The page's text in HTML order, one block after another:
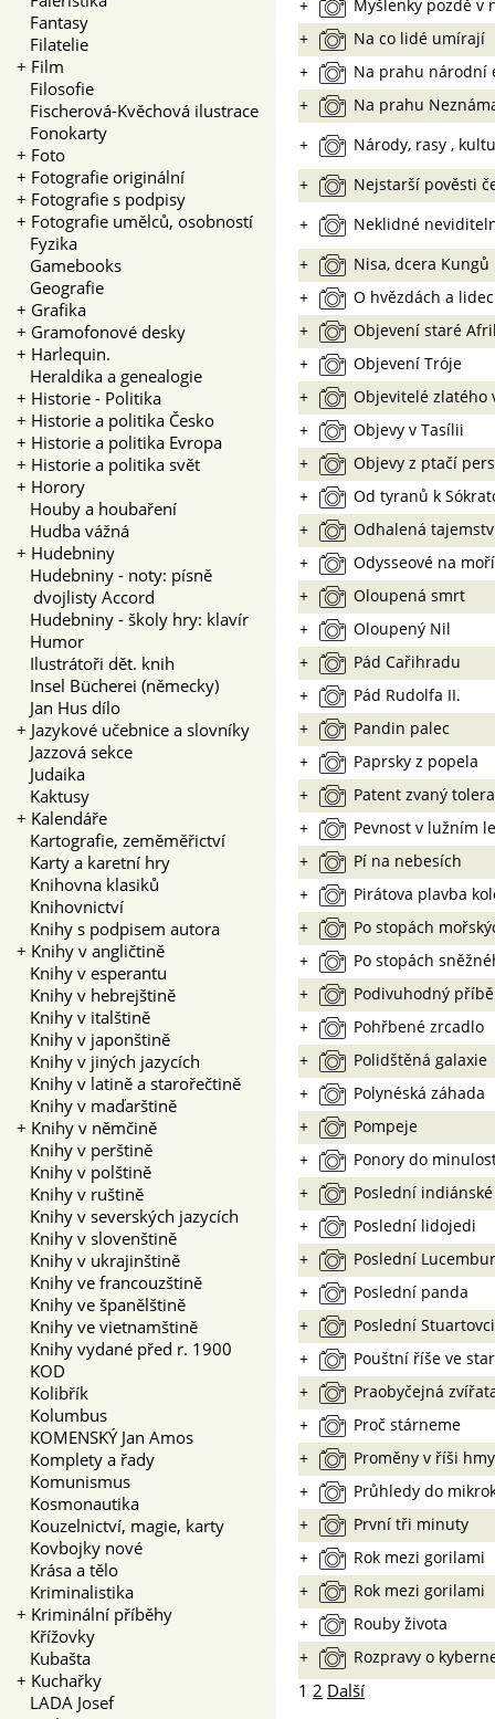
Fantasy
Filatelie
+ Film
Filosofie
Fischerová-Kvěchová ilustrace
Fonokarty
+ Foto
+ Fotografie originální
+ Fotografie s podpisy
+ Fotografie umělců, osobností
Fyzika
Gamebooks
Geografie
+ Grafika
+ Gramofonové desky
+ Harlequin.
Heraldika a genealogie
+ Historie - Politika
+ Historie a politika Česko
+ Historie a politika Evropa
+ Historie a politika svět
+ Horory
Houby a houbaření
Hudba vážná
+ Hudebniny
Hudebniny - noty: písně
dvojlisty Accord
Hudebniny - školy hry: klavír
Humor
Ilustrátoři dět. knih
Insel Bücherei (německy)
Jan Hus dílo
+ Jazykové učebnice a slovníky
Jazzová sekce
Judaika
Kaktusy
+ Kalendáře
Kartografie, zeměměřictví
Karty a karetní hry
Knihovna klasiků
Knihovnictví
Knihy s podpisem autora
+ Knihy v angličtině
Knihy v esperantu
Knihy v hebrejštině
Knihy v italštině
Knihy v japonštině
Knihy v jiných jazycích
Knihy v latině a starořečtině
Knihy v maďarštině
+ Knihy v němčině
Knihy v perštině
Knihy v polštině
Knihy v ruštině
Knihy v severských jazycích
Knihy v slovenštině
Knihy v ukrajinštině
Knihy ve francouzštině
Knihy ve španělštině
Knihy ve vietnamštině
Knihy vydané před r. 1900
KOD
Kolibřík
Kolumbus
KOMENSKÝ Jan Amos
Komplety a řady
Komunismus
Kosmonautika
Kouzelnictví, magie, karty
Kovbojky nové
Krása a tělo
Kriminalistika
+ Kriminální příběhy
Křížovky
Kubašta
+ Kuchařky
LADA Josef
+
Myšlenky pozdě v
+
Na co lidé umírají
+
Na prahu národní
+
Na prahu
+
Národy, rasy ,
+
Nejstarší pověsti
+
Neklidné
+
Nisa, dcera Kungů
+
O hvězdách a
+
Objevení staré
+
Objevení Tróje
+
Objevitelé zlatého
+
Objevy v Tasílii
+
Objevy z ptačí
+
Od tyranů k
+
Odhalená
+
Odysseové na
+
Oloupená smrt
+
Oloupený Nil
+
Pád Cařihradu
+
Pád Rudolfa II.
+
Pandin palec
+
Paprsky z popela
+
Patent zvaný
+
Pevnost v lužním
+
Pí na nebesích
+
Pirátova plavba
+
Po stopách
+
Po stopách
+
Podivuhodný
+
Pohřbené zrcadlo
+
Polidštěná galaxie
+
Polynéská záhada
+
Pompeje
+
Ponory do
+
Poslední
+
Poslední lidojedi
+
Poslední
+
Poslední panda
+
Poslední Stuartovci
+
Pouštní říše ve
+
Praobyčejná
+
Proč stárneme
+
Proměny v říši
+
Průhledy do
+
První tři minuty
+
Rok mezi gorilami
+
Rok mezi gorilami
+
Rouby života
+
Rozpravy o
1 2 Další